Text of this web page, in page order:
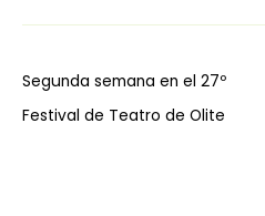
Segunda semana en el 27º
Festival de Teatro de Olite